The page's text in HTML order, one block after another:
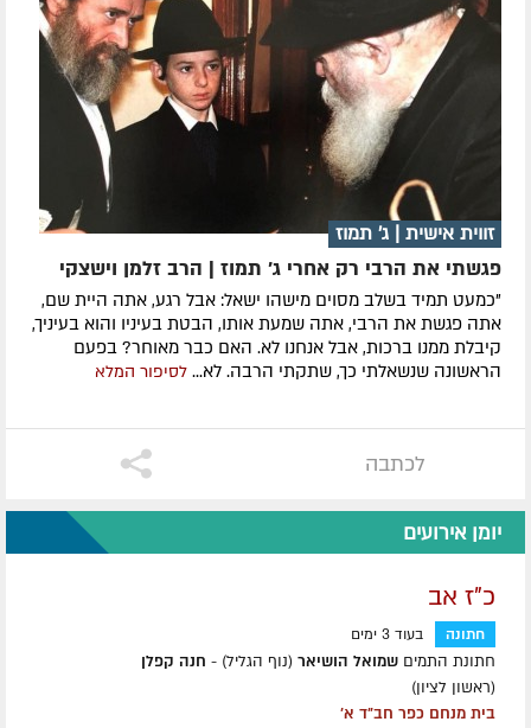
זווית אישית | ג' תמוז
פגשתי את הרבי רק אחרי ג' תמוז | הרב זלמן וישצקי
"כמעט תמיד בשלב מסוים מישהו ישאל: אבל רגע, אתה היית שם,
אתה פגשת את הרבי, אתה שמעת אותו, הבטת בעיניו והוא בעיניך,
קיבלת ממנו ברכות, אבל אנחנו לא. האם כבר מאוחר? בפעם
הראשונה שנשאלתי כך, שתקתי הרבה. לא... לסיפור המלא
לכתבה
יומן אירועים
כ"ז אב
חתונה בעוד 3 ימים
חתונת התמים שמואל הושיאר (נוף הגליל) - חנה קפלן
(ראשון לציון)
בית מנחם כפר חב"ד א'